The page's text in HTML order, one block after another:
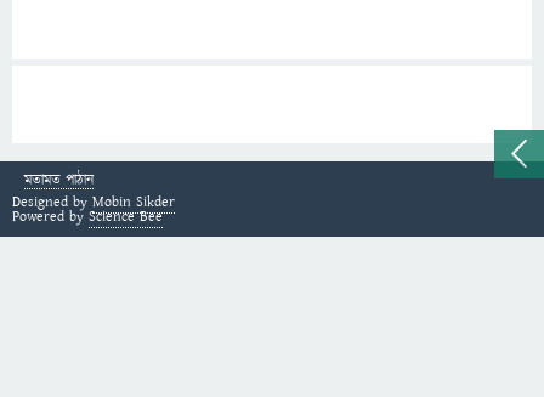
মতামত পাঠান
Designed by Mobin Sikder
Powered by Science Bee